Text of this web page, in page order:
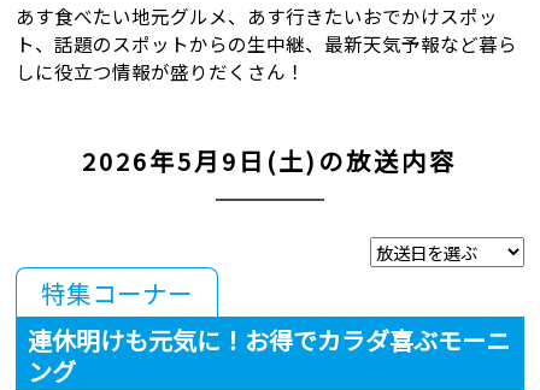
あす食べたい地元グルメ、あす行きたいおでかけスポッ
ト、話題のスポットからの生中継、 最新天気予報など暮ら
しに役立つ情報が盛りだくさん！
2026年5月9日(土)の放送内容
特集コーナー
連休明けも元気に！お得でカラダ喜ぶモーニ
ング